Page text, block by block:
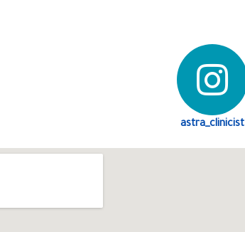
astra_clinicist